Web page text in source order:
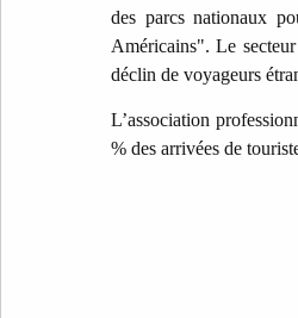
des parcs nationaux
Américains". Le
déclin de voyageurs
L’association
% des arrivées de